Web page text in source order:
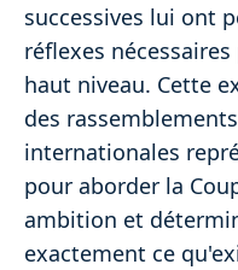
successives lui ont
réflexes
haut niveau. Cette
des
internationales
pour aborder la
ambition et
exactement ce